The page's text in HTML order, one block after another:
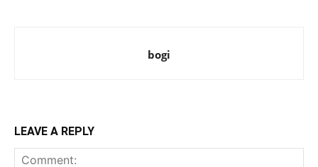
bogi
LEAVE A REPLY